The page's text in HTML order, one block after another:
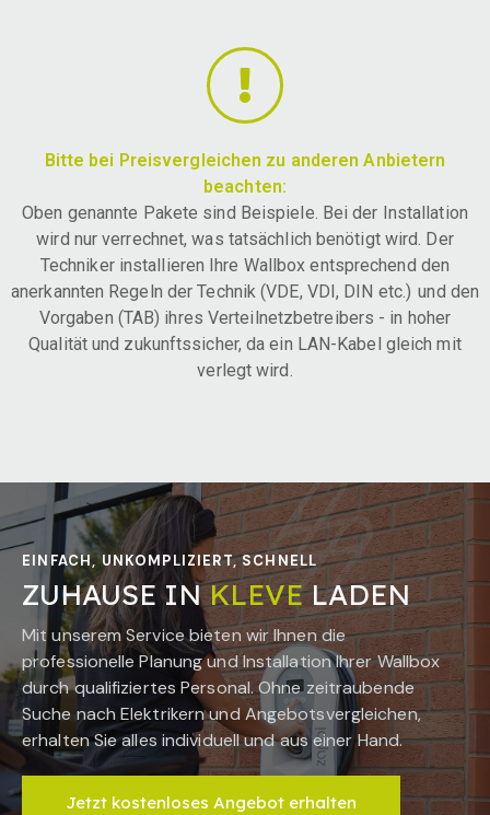
Bitte bei Preisvergleichen zu anderen Anbietern
beachten:
Oben genannte Pakete sind Beispiele. Bei der Installation
wird nur verrechnet, was tatsächlich benötigt wird. Der
Techniker installieren Ihre Wallbox entsprechend den
anerkannten Regeln der Technik (VDE, VDI, DIN etc.) und den
Vorgaben (TAB) ihres Verteilnetzbetreibers - in hoher
Qualität und zukunftssicher, da ein LAN-Kabel gleich mit
verlegt wird.
EINFACH, UNKOMPLIZIERT, SCHNELL
ZUHAUSE INKLEVELADEN
Mit unserem Service bieten wir Ihnen die
professionelle Planung und Installation Ihrer Wallbox
durch qualifiziertes Personal. Ohne zeitraubende
Suche nach Elektrikern und Angebotsvergleichen,
erhalten Sie alles individuell und aus einer Hand.
Jetzt kostenloses Angebot erhalten